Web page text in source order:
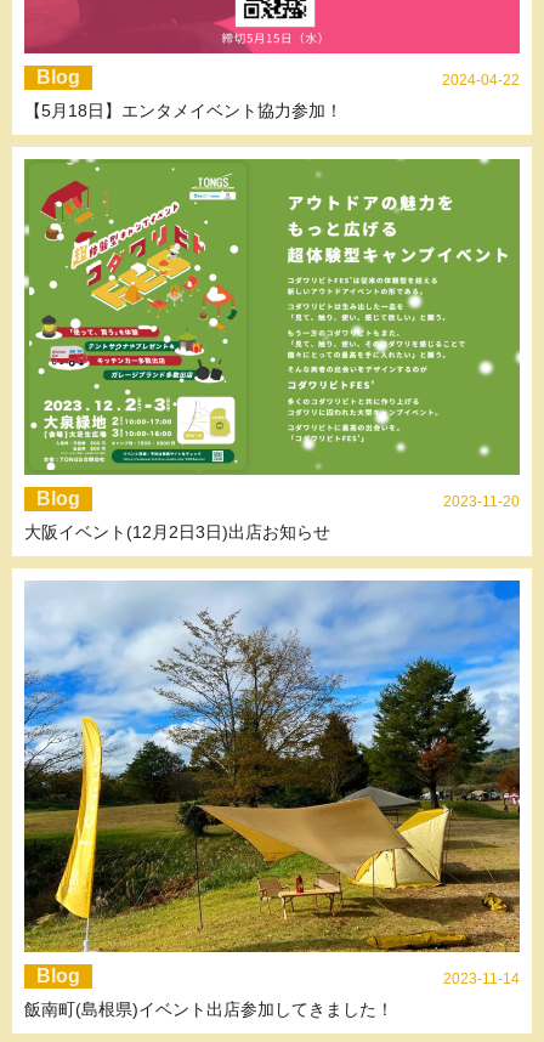
Blog 2024-04-22
【5月18日】エンタメイベント協力参加！
Blog 2023-11-20
大阪イベント(12月2日3日)出店お知らせ
Blog 2023-11-14
飯南町(島根県)イベント出店参加してきました！